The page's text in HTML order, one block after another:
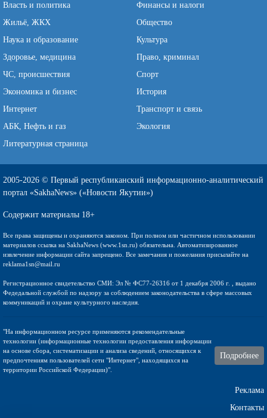
Власть и политика
Финансы и налоги
Жильё, ЖКХ
Общество
Наука и образование
Культура
Здоровье, медицина
Право, криминал
ЧС, происшествия
Спорт
Экономика и бизнес
История
Интернет
Транспорт и связь
АБК, Нефть и газ
Экология
Литературная страница
2005-2026 © Первый республиканский информационно-аналитический
портал «SakhaNews» («Новости Якутии»)
Содержит материалы 18+
Все права защищены и охраняются законом. При полном или частичном использовании
материалов ссылка на SakhaNews (www.1sn.ru) обязательна. Автоматизированное
извлечение информации сайта запрещено. Все замечания и пожелания присылайте на
reklama1sn@mail.ru
Регистрационное свидетельство СМИ: Эл № ФС77-26316 от 1 декабря 2006 г. , выдано
Федедальной службой по надзору за соблюдением законодательства в сфере массовых
коммуникаций и охране культурного наследия.
"На информационном ресурсе применяются рекомендательные
технологии (информационные технологии предоставления информации
на основе сбора, систематизации и анализа сведений, относящихся к
предпочтениям пользователей сети "Интернет", находящихся на
территории Российской Федерации)".
Подробнее
Реклама
Контакты